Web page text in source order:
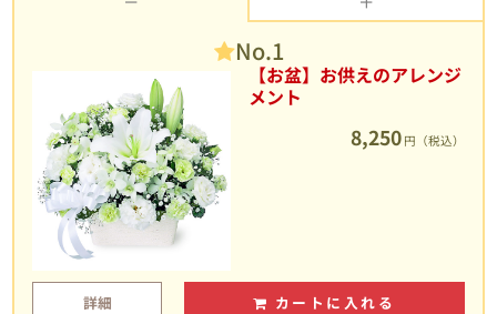
No.1
【お盆】お供えのアレンジ
メント
8,250 円（税込）
詳細 カートに入れる